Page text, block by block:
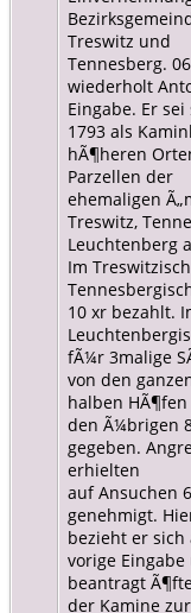
Treswitz und
Tennesberg.
wiederholt
Eingabe. Er sei
1793 als
hÃ¶heren
Parzellen der
ehemaligen
Treswitz,
Leuchtenberg
Im
10 xr bezahlt.
fÃ¼r 3malige
von den
halben HÃ¶fen
den Ã¼brigen
gegeben.
erhielten
auf Ansuchen
genehmigt.
bezieht er sich
vorige Eingabe
beantragt
der Kamine zur